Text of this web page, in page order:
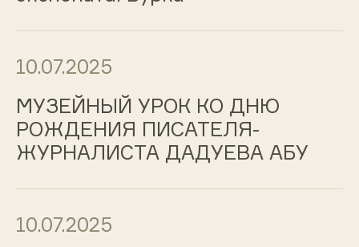
10.07.2025
МУЗЕЙНЫЙ УРОК КО ДНЮ
РОЖДЕНИЯ ПИСАТЕЛЯ-
ЖУРНАЛИСТА ДАДУЕВА АБУ
10.07.2025